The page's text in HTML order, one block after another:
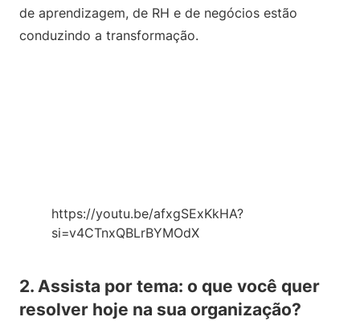
de aprendizagem, de RH e de negócios estão
conduzindo a transformação.
https://youtu.be/afxgSExKkHA?
si=v4CTnxQBLrBYMOdX
2. Assista por tema: o que você quer
resolver hoje na sua organização?